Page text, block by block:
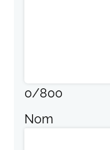
0/800
Nom